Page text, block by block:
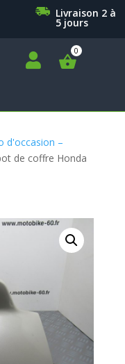
Livraison 2 à
5 jours

d'occasion –
de coffre Honda